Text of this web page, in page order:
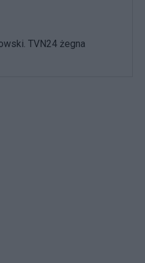
TVN24 żegna